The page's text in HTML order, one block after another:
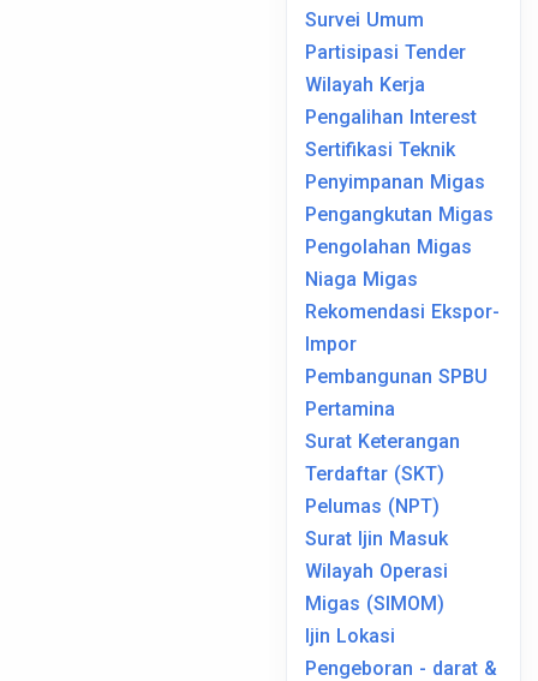
Survei Umum
Partisipasi Tender
Wilayah Kerja
Pengalihan Interest
Sertifikasi Teknik
Penyimpanan Migas
Pengangkutan Migas
Pengolahan Migas
Niaga Migas
Rekomendasi Ekspor-
Impor
Pembangunan SPBU
Pertamina
Surat Keterangan
Terdaftar (SKT)
Pelumas (NPT)
Surat Ijin Masuk
Wilayah Operasi
Migas (SIMOM)
Ijin Lokasi
Pengeboran - darat &